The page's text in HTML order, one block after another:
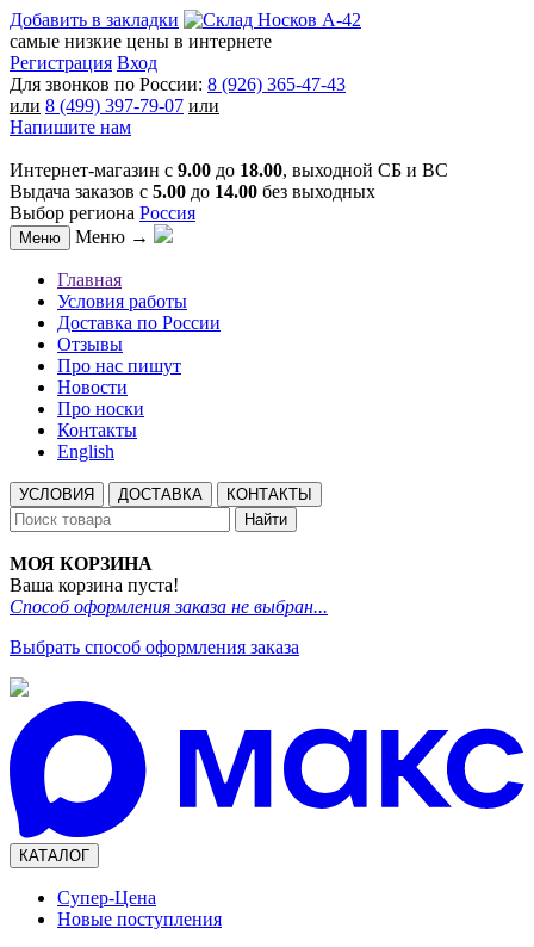
Добавить в закладки
самые низкие цены в интернете
Регистрация Вход
Для звонков по России: 8 (926) 365-47-43
или 8 (499) 397-79-07 или
Напишите нам
Интернет-магазин с 9.00 до 18.00, выходной СБ и ВС
Выдача заказов с 5.00 до 14.00 без выходных
Выбор региона Россия
Меню Меню →
Главная
Условия работы
Доставка по России
Отзывы
Про нас пишут
Новости
Про носки
Контакты
English
УСЛОВИЯ ДОСТАВКА
КОНТАКТЫ
Найти
МОЯ КОРЗИНА
Ваша корзина пуста!
Способ оформления заказа не выбран...
Выбрать способ оформления заказа
КАТАЛОГ
Супер-Цена
Новые поступления